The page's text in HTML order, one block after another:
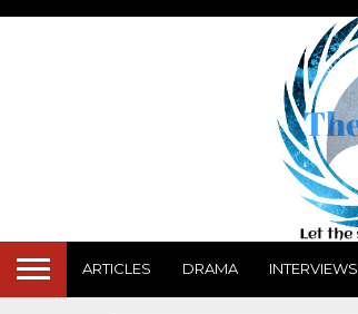
ARTICLES DRAMA INTERVIEWS